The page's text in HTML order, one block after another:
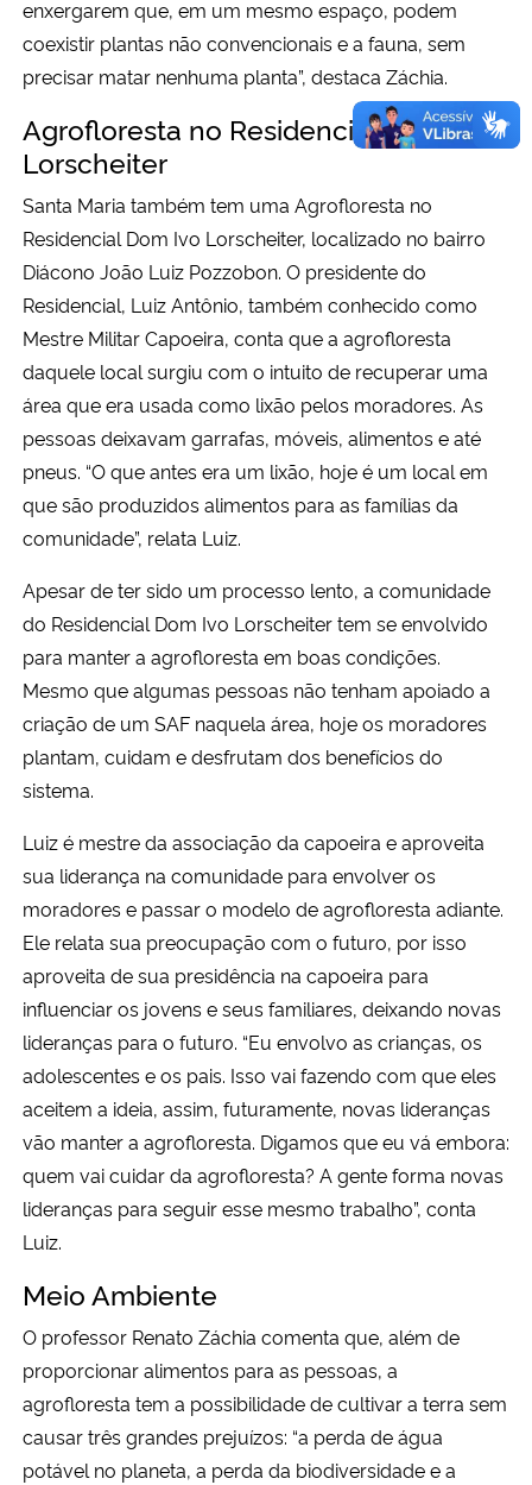
enxergarem que, em um mesmo espaço, podem
coexistir plantas não convencionais e a fauna, sem
precisar matar nenhuma planta”, destaca Záchia.
Agrofloresta no Residencial Dom Ivo
Lorscheiter
Santa Maria também tem uma Agrofloresta no
Residencial Dom Ivo Lorscheiter, localizado no bairro
Diácono João Luiz Pozzobon. O presidente do
Residencial, Luiz Antônio, também conhecido como
Mestre Militar Capoeira, conta que a agrofloresta
daquele local surgiu com o intuito de recuperar uma
área que era usada como lixão pelos moradores. As
pessoas deixavam garrafas, móveis, alimentos e até
pneus. “O que antes era um lixão, hoje é um local em
que são produzidos alimentos para as famílias da
comunidade”, relata Luiz.
Apesar de ter sido um processo lento, a comunidade
do Residencial Dom Ivo Lorscheiter tem se envolvido
para manter a agrofloresta em boas condições.
Mesmo que algumas pessoas não tenham apoiado a
criação de um SAF naquela área, hoje os moradores
plantam, cuidam e desfrutam dos benefícios do
sistema.
Luiz é mestre da associação da capoeira e aproveita
sua liderança na comunidade para envolver os
moradores e passar o modelo de agrofloresta adiante.
Ele relata sua preocupação com o futuro, por isso
aproveita de sua presidência na capoeira para
influenciar os jovens e seus familiares, deixando novas
lideranças para o futuro. “Eu envolvo as crianças, os
adolescentes e os pais. Isso vai fazendo com que eles
aceitem a ideia, assim, futuramente, novas lideranças
vão manter a agrofloresta. Digamos que eu vá embora:
quem vai cuidar da agrofloresta? A gente forma novas
lideranças para seguir esse mesmo trabalho”, conta
Luiz.
Meio Ambiente
O professor Renato Záchia comenta que, além de
proporcionar alimentos para as pessoas, a
agrofloresta tem a possibilidade de cultivar a terra sem
causar três grandes prejuízos: “a perda de água
potável no planeta, a perda da biodiversidade e a